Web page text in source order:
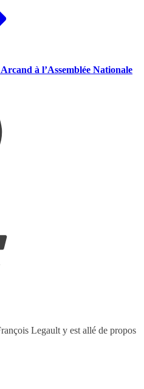
à l’Assemblée Nationale
Legault y est allé de propos